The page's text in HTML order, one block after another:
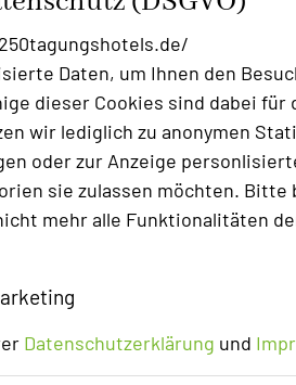
Daten, um Ihnen den
dieser Cookies sind dabei für
wir lediglich zu anonymen
oder zur Anzeige
sie zulassen möchten. Bitte
mehr alle Funktionalitäten
Datenschutzerklärung und
der beschriebenen
in Abstimmung mit den
Angaben fallen in die
nach
Preise saisonalen